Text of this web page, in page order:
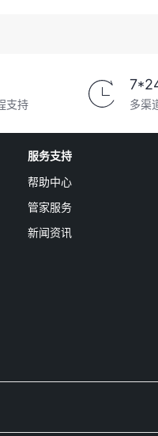
支持 多渠
服务支持
帮助中心
管家服务
新闻资讯